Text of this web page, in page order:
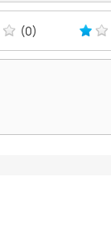
(0)